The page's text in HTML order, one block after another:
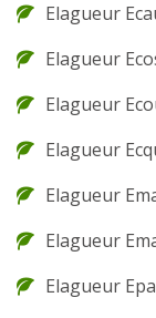
Elagueur
Elagueur
Elagueur
Elagueur
Elagueur
Elagueur
Elagueur